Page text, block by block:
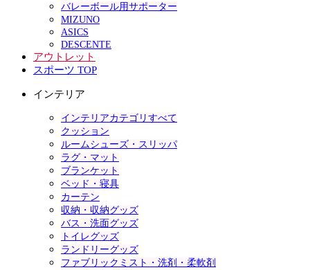
バレーボール用サポーター
MIZUNO
ASICS
DESCENTE
アウトレット
スポーツ TOP
インテリア
インテリアカテゴリすべて
クッション
ルームシューズ・スリッパ
ラグ・マット
ブランケット
ベッド・寝具
カーテン
収納・収納グッズ
バス・洗面グッズ
トイレグッズ
ランドリーグッズ
ファブリックミスト・洗剤・柔軟剤